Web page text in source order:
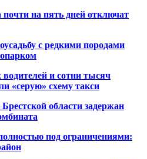
на пять дней отключат
с редкими породами
и сотни тысяч
«серую» схему такси
области задержан
под ограничениями: